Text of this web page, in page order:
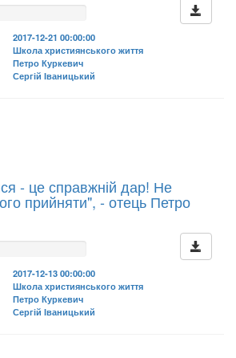
2017-12-21 00:00:00
Школа християнського життя
Петро Куркевич
Сергій Іваницький
- це справжній дар! Не
прийняти", - отець Петро
2017-12-13 00:00:00
Школа християнського життя
Петро Куркевич
Сергій Іваницький